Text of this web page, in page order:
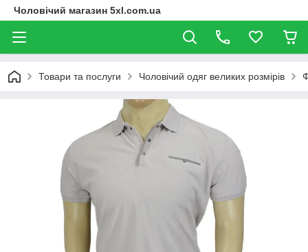
Чоловічий магазин 5xl.com.ua
Товари та послуги Чоловічий одяг великих розмірів